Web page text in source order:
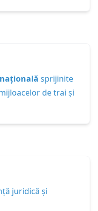
sprijinite
de trai și
juridică și